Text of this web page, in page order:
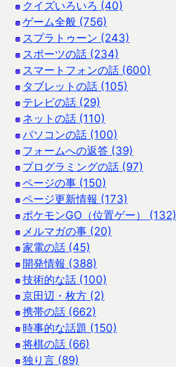
クイズいろいろ (40)
ゲーム全般 (756)
スプラトゥーン (243)
スポーツの話 (234)
スマートフォンの話 (600)
タブレットの話 (105)
テレビの話 (29)
ネットの話 (110)
パソコンの話 (100)
フォームへの返答 (39)
プログラミングの話 (97)
ページの事 (150)
ページ更新情報 (173)
ポケモンGO（位置ゲー） (132)
メルマガの事 (20)
家電の話 (45)
開発情報 (388)
技術的な話 (100)
京田辺・枚方 (2)
携帯の話 (662)
時事的な話題 (150)
将棋の話 (66)
独り言 (89)